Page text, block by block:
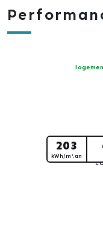
203
kWh/m².an